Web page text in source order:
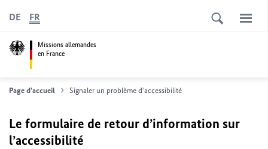
Missions allemandes
en France
DE FR
Page d'accueil Signaler un problème d'accessibilité
Le formulaire de retour d’information sur
l’accessibilité